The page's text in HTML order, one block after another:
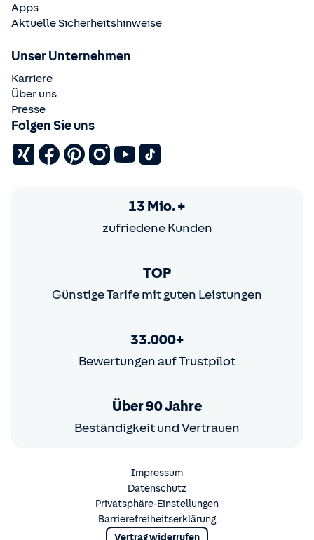
Apps
Aktuelle Sicherheitshinweise
Unser Unternehmen
Karriere
Über uns
Presse
Folgen Sie uns
13 Mio. +
zufriedene Kunden
TOP
Günstige Tarife mit guten Leistungen
33.000+
Bewertungen auf Trustpilot
Über 90 Jahre
Beständigkeit und Vertrauen
Impressum
Datenschutz
Privatsphäre-Einstellungen
Barrierefreiheitserklärung
Vertrag widerrufen